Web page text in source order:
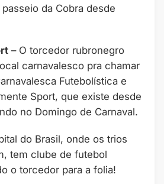
da Cobra desde
– O torcedor rubronegro
carnavalesco pra chamar
Futebolística e
Sport, que existe desde
no Domingo de Carnaval.
do Brasil, onde os trios
tem clube de futebol
o torcedor para a folia!